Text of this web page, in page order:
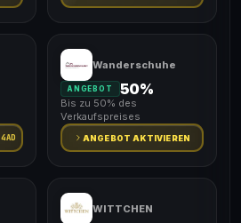
4AD
Wanderschuhe
ANGEBOT 50%
Bis zu 50% des
Verkaufspreises
ANGEBOT AKTIVIEREN
WITTCHEN